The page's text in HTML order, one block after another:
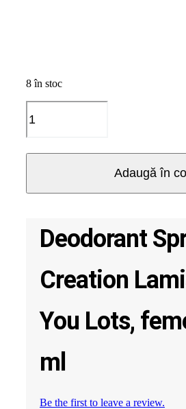
8 în stoc
Deodorant
Spray
Creation
You
Adaugă în
Deodorant
Creation
You Lots,
ml
Be the first to leave a review.